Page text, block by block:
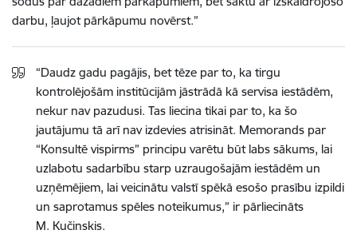
darbu, ļaujot pārkāpumu novērst.”
“Daudz gadu pagājis, bet tēze par to, ka tirgu
kontrolējošām institūcijām jāstrādā kā servisa iestādēm,
nekur nav pazudusi. Tas liecina tikai par to, ka šo
jautājumu tā arī nav izdevies atrisināt. Memorands par
“Konsultē vispirms” principu varētu būt labs sākums, lai
uzlabotu sadarbību starp uzraugošajām iestādēm un
uzņēmējiem, lai veicinātu valstī spēkā esošo prasību izpildi
un saprotamus spēles noteikumus,” ir pārliecināts
M. Kučinskis.